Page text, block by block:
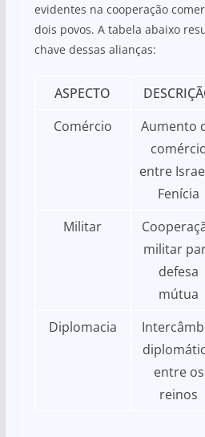
evidentes na cooperação
dois povos. A tabela abaixo
chave dessas alianças:
ASPECTO
Comércio
Aumento
entre
Fenícia
Militar
militar
defesa
mútua
Diplomacia
entre os
reinos